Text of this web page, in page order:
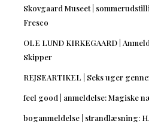
Skovgaard Museet |
Fresco
OLE LUND KIRKEGAARD |
Skipper
REJSEARTIKEL | Seks uger
feel good | anmeldelse: Magiske
boganmeldelse | strandlæsning: